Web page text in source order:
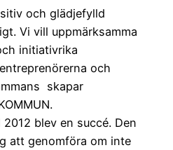
och glädjefylld
Vi vill uppmärksamma
initiativrika
och
skapar
blev en succé. Den
att genomföra om inte